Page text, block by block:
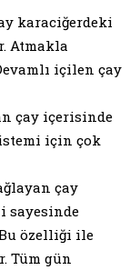
karaciğerdeki
Atmakla
içilen çay
çay içerisinde
için çok
çay
sayesinde
özelliği ile
Tüm gün